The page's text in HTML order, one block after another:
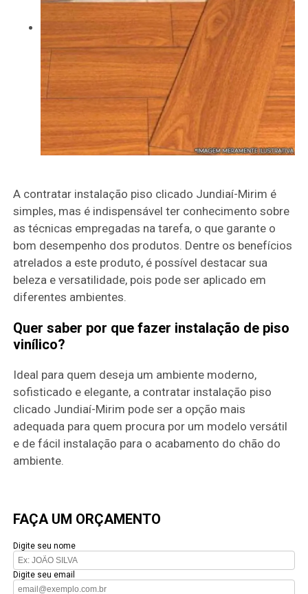
A contratar instalação piso clicado Jundiaí-Mirim é
simples, mas é indispensável ter conhecimento sobre
as técnicas empregadas na tarefa, o que garante o
bom desempenho dos produtos. Dentre os benefícios
atrelados a este produto, é possível destacar sua
beleza e versatilidade, pois pode ser aplicado em
diferentes ambientes.
Quer saber por que fazer instalação de piso
vinílico?
Ideal para quem deseja um ambiente moderno,
sofisticado e elegante, a contratar instalação piso
clicado Jundiaí-Mirim pode ser a opção mais
adequada para quem procura por um modelo versátil
e de fácil instalação para o acabamento do chão do
ambiente.
FAÇA UM ORÇAMENTO
Digite seu nome
Digite seu email